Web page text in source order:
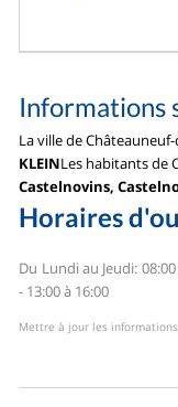
Informations
La ville de
KLEINLes habitants de
Castelnovins,
Horaires
Du Lundi au Jeudi:
- 13:00 à 16:00
Mettre à jour les